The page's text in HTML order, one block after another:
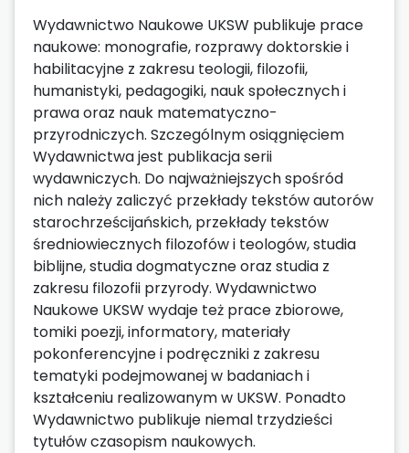
Wydawnictwo Naukowe UKSW publikuje prace
naukowe: monografie, rozprawy doktorskie i
habilitacyjne z zakresu teologii, filozofii,
humanistyki, pedagogiki, nauk społecznych i
prawa oraz nauk matematyczno-
przyrodniczych. Szczególnym osiągnięciem
Wydawnictwa jest publikacja serii
wydawniczych. Do najważniejszych spośród
nich należy zaliczyć przekłady tekstów autorów
starochrześcijańskich, przekłady tekstów
średniowiecznych filozofów i teologów, studia
biblijne, studia dogmatyczne oraz studia z
zakresu filozofii przyrody. Wydawnictwo
Naukowe UKSW wydaje też prace zbiorowe,
tomiki poezji, informatory, materiały
pokonferencyjne i podręczniki z zakresu
tematyki podejmowanej w badaniach i
kształceniu realizowanym w UKSW. Ponadto
Wydawnictwo publikuje niemal trzydzieści
tytułów czasopism naukowych.